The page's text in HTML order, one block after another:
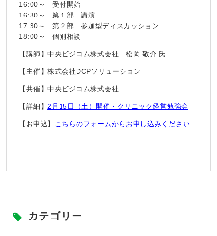
16:00～ 受付開始
16:30～ 第１部 講演
17:30～ 第２部 参加型ディスカッション
18:00～ 個別相談
【講師】中央ビジコム株式会社 松岡 敬介 氏
【主催】株式会社DCPソリューション
【共催】中央ビジコム株式会社
【詳細】 2月15日（土）開催・クリニック経営勉強会
【お申込】 こちらのフォームからお申し込みください
カテゴリー